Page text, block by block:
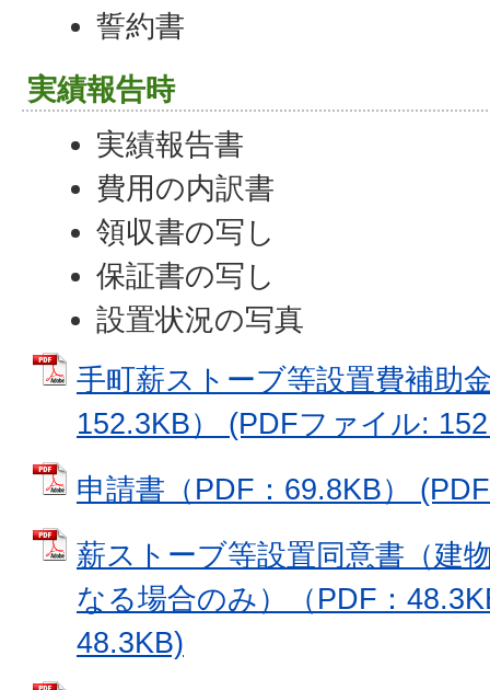
誓約書
実績報告時
実績報告書
費用の内訳書
領収書の写し
保証書の写し
設置状況の写真
手町薪ストーブ等設置費補助
152.3KB） (PDFファイル:
申請書（PDF：69.8KB）
薪ストーブ等設置同意書（建
なる場合のみ）（PDF：
48.3KB)